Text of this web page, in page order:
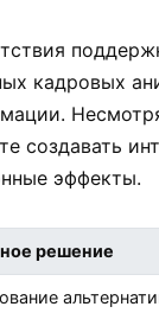
кадровых
создавать
эффекты.
решение